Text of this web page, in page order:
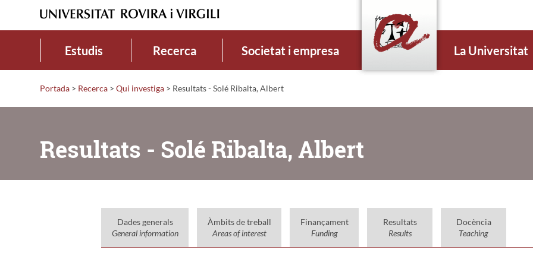
Estudis Recerca Societat i empresa La Universitat
Portada > Recerca > Qui investiga > Resultats - Solé Ribalta, Albert
Resultats - Solé Ribalta, Albert
Dades generals
General information
Àmbits de treball
Areas of interest
Finançament
Funding
Resultats
Results
Docència
Teaching